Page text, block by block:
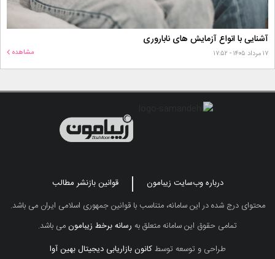
آشنایی با انواع آزمایش های ناباروری
۱۷ مرداد ۱۴۰۵ - ۱۷:۵۲ مشاهده
درباره وب‌سایت زیبامون
قوانین بازنشر مطالب
محتوای درج شده در این سامانه، متناسب با قوانین جمهوری اسلامی ایران می باشد.
تمامی حقوق این سامانه متعلق به رسانه برخط زیبامونمی باشد.
طراحی و توسعه توسطکانون بازاریابی دیجیتال بهین آوا